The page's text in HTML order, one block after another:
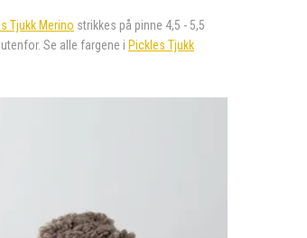
Tjukk Merino strikkes på pinne 4,5 - 5,5
Se alle fargene i Pickles Tjukk